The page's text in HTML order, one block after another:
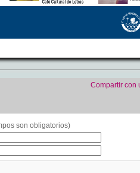
Compartir con
son obligatorios)